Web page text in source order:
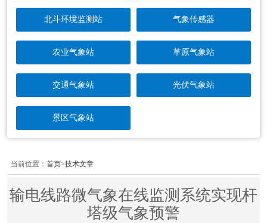
北斗环境监测站 气象传感器
农业气象站 草原气象站
交通气象站 光伏气象站
景区气象站
当前位置： 首页>技术文章
输电线路微气象在线监测系统实现杆
塔级气象预警